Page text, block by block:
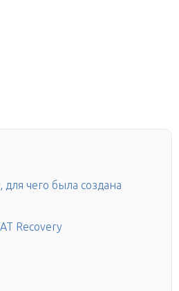
для чего была создана
Recovery